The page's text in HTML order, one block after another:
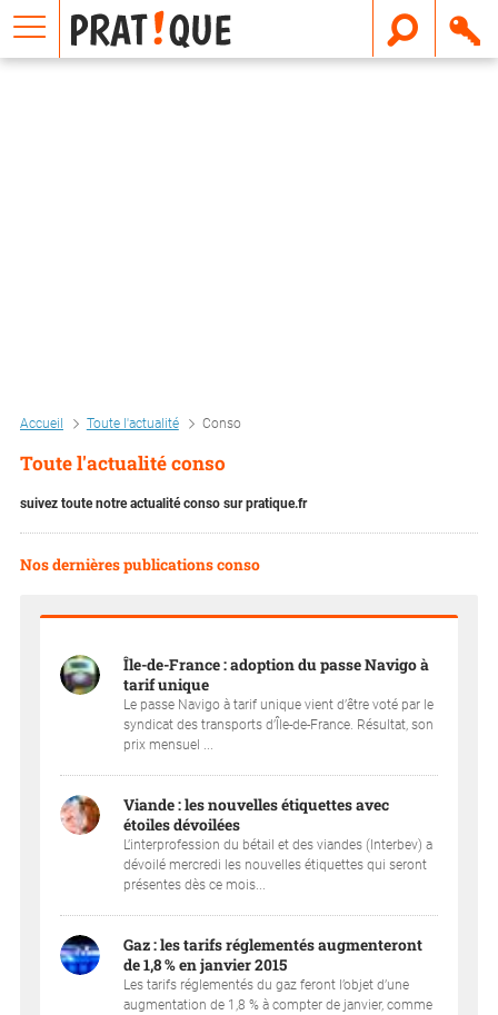
Accueil Toute l'actualité Conso
Toute l'actualité conso
suivez toute notre actualité conso sur pratique.fr
Nos dernières publications conso
Île-de-France : adoption du passe Navigo à
tarif unique
Le passe Navigo à tarif unique vient d’être voté par le
syndicat des transports d’Île-de-France. Résultat, son
prix mensuel ...
Viande : les nouvelles étiquettes avec
étoiles dévoilées
L’interprofession du bétail et des viandes (Interbev) a
dévoilé mercredi les nouvelles étiquettes qui seront
présentes dès ce mois...
Gaz : les tarifs réglementés augmenteront
de 1,8 % en janvier 2015
Les tarifs réglementés du gaz feront l’objet d’une
augmentation de 1,8 % à compter de janvier, comme
E
m
a